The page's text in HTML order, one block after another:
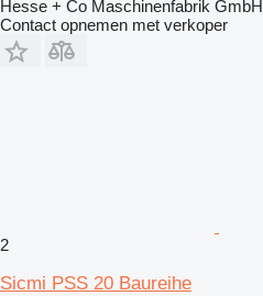
Hesse + Co Maschinenfabrik GmbH
Contact opnemen met verkoper
2
Sicmi PSS 20 Baureihe